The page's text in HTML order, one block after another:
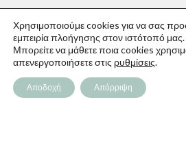
ΟΙ ΑΓΟΡΕΣ ΣΟΥ
Ο λογαριασμός μου
Το καλάθι σου
Χρησιμοποιούμε cookies για να σας
εμπειρία πλοήγησης στον ιστότοπό μας.
Μπορείτε να μάθετε ποια cookies
απενεργοποιήσετε στις ρυθμίσεις.
Αποδοχή Απόρριψη